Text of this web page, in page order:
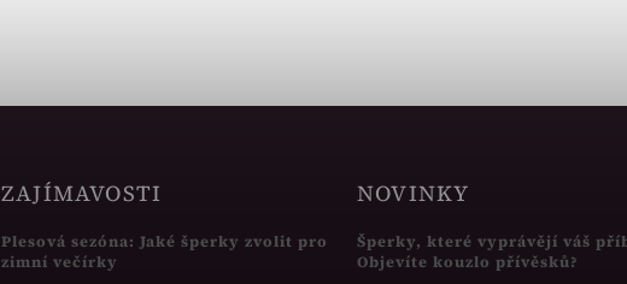
ZAJÍMAVOSTI
Plesová sezóna: Jaké šperky zvolit pro
zimní večírky
NOVINKY
Šperky, které vyprávějí váš
Objevíte kouzlo přívěsků?